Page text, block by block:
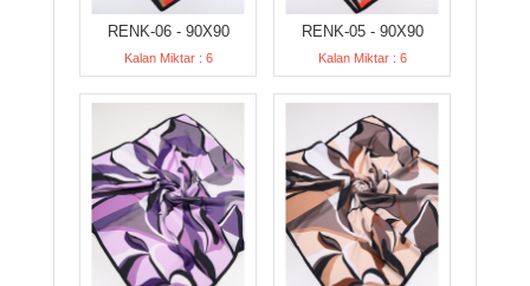
RENK-06 - 90X90
Kalan Miktar : 6
RENK-05 - 90X90
Kalan Miktar : 6